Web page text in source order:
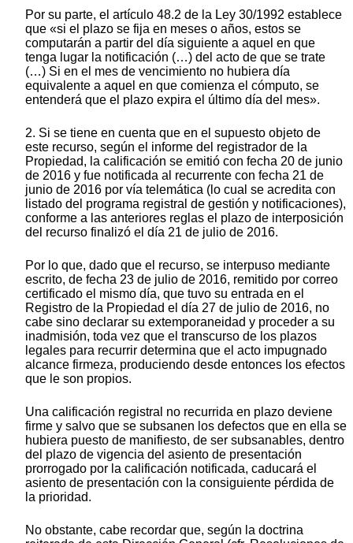
Por su parte, el artículo 48.2 de la Ley 30/1992 establece
que «si el plazo se fija en meses o años, estos se
computarán a partir del día siguiente a aquel en que
tenga lugar la notificación (…) del acto de que se trate
(…) Si en el mes de vencimiento no hubiera día
equivalente a aquel en que comienza el cómputo, se
entenderá que el plazo expira el último día del mes».
2. Si se tiene en cuenta que en el supuesto objeto de
este recurso, según el informe del registrador de la
Propiedad, la calificación se emitió con fecha 20 de junio
de 2016 y fue notificada al recurrente con fecha 21 de
junio de 2016 por vía telemática (lo cual se acredita con
listado del programa registral de gestión y notificaciones),
conforme a las anteriores reglas el plazo de interposición
del recurso finalizó el día 21 de julio de 2016.
Por lo que, dado que el recurso, se interpuso mediante
escrito, de fecha 23 de julio de 2016, remitido por correo
certificado el mismo día, que tuvo su entrada en el
Registro de la Propiedad el día 27 de julio de 2016, no
cabe sino declarar su extemporaneidad y proceder a su
inadmisión, toda vez que el transcurso de los plazos
legales para recurrir determina que el acto impugnado
alcance firmeza, produciendo desde entonces los efectos
que le son propios.
Una calificación registral no recurrida en plazo deviene
firme y salvo que se subsanen los defectos que en ella se
hubiera puesto de manifiesto, de ser subsanables, dentro
del plazo de vigencia del asiento de presentación
prorrogado por la calificación notificada, caducará el
asiento de presentación con la consiguiente pérdida de
la prioridad.
No obstante, cabe recordar que, según la doctrina